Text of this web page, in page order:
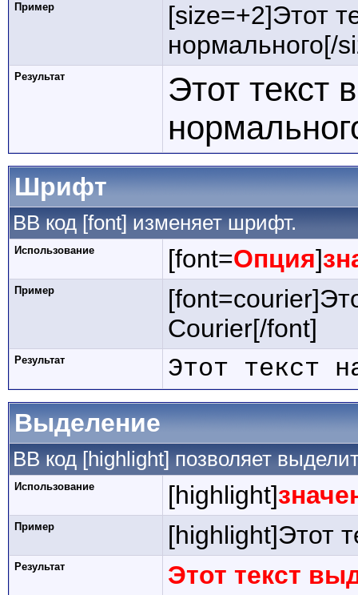
Пример
[size=+2]Этот
нормального[/
Результат
Этот текст
Шрифт
BB код [font] изменяет шрифт.
Использование [font=Опция]
Пример
Courier[/font]
Результат Этот текст
Выделение
BB код [highlight] позволяет
Использование [highlight]
Пример [highlight]Этот
Результат Этот текст